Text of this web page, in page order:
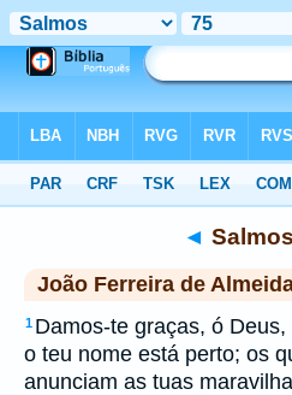
◄
João Ferreira de
1 Damos-te graças, ó
o teu nome está perto; os
anunciam as tuas